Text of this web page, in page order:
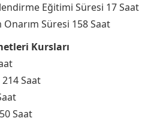
Eğitimi Süresi 17 Saat
Süresi 158 Saat
Kursları
214 Saat
Saat